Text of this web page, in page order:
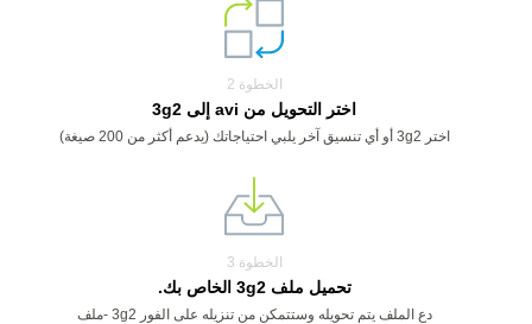
الخطوة 2
اختر التحويل من avi إلى 3g2
اختر 3g2 أو أي تنسيق آخر يلبي احتياجاتك (يدعم أكثر من 200 صيغة)
الخطوة 3
تحميل ملف 3g2 الخاص بك.
دع الملف يتم تحويله وستتمكن من تنزيله على الفور 3g2 -ملف